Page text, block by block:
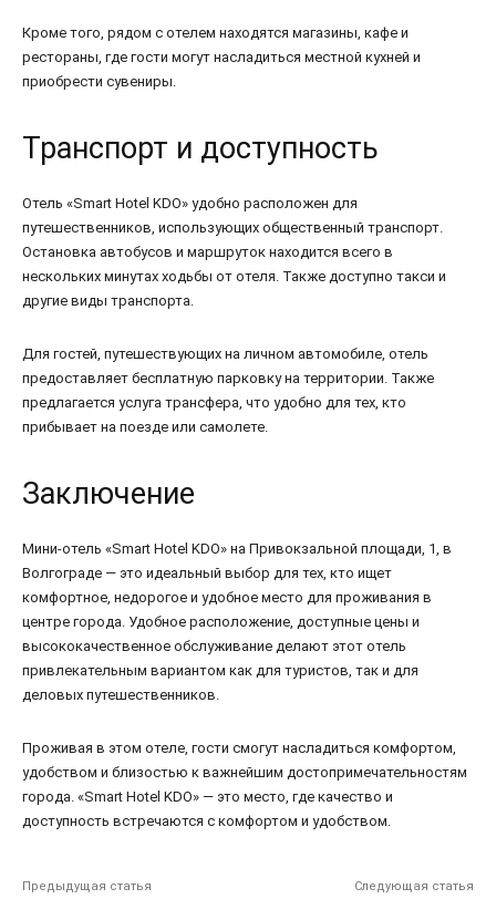
Кроме того, рядом с отелем находятся магазины, кафе и
рестораны, где гости могут насладиться местной кухней и
приобрести сувениры.
Транспорт и доступность
Отель «Smart Hotel KDO» удобно расположен для
путешественников, использующих общественный транспорт.
Остановка автобусов и маршруток находится всего в
нескольких минутах ходьбы от отеля. Также доступно такси и
другие виды транспорта.
Для гостей, путешествующих на личном автомобиле, отель
предоставляет бесплатную парковку на территории. Также
предлагается услуга трансфера, что удобно для тех, кто
прибывает на поезде или самолете.
Заключение
Мини-отель «Smart Hotel KDO» на Привокзальной площади, 1, в
Волгограде — это идеальный выбор для тех, кто ищет
комфортное, недорогое и удобное место для проживания в
центре города. Удобное расположение, доступные цены и
высококачественное обслуживание делают этот отель
привлекательным вариантом как для туристов, так и для
деловых путешественников.
Проживая в этом отеле, гости смогут насладиться комфортом,
удобством и близостью к важнейшим достопримечательностям
города. «Smart Hotel KDO» — это место, где качество и
доступность встречаются с комфортом и удобством.
Предыдущая статья Следующая статья